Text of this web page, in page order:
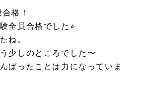
格！
全員合格でした⭐︎
ね。
少しのところでした〜
ばったことは力になっていま